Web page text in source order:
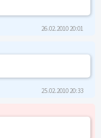
26.02.2010 20:01
25.02.2010 20:33